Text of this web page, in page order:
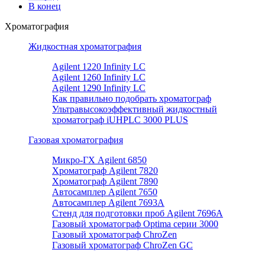
В конец
Хроматография
Жидкостная хроматография
Agilent 1220 Infinity LC
Agilent 1260 Infinity LC
Agilent 1290 Infinity LC
Как правильно подобрать хроматограф
Ультравысокоэффективный жидкостный
хроматограф iUHPLC 3000 PLUS
Газовая хроматография
Микро-ГХ Agilent 6850
Хроматограф Agilent 7820
Хроматограф Agilent 7890
Автосамплер Agilent 7650
Автосамплер Agilent 7693A
Стенд для подготовки проб Agilent 7696А
Газовый хроматограф Optima серии 3000
Газовый хроматограф ChroZen
Газовый хроматограф ChroZen GC